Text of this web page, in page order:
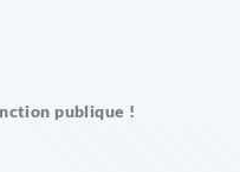
publique !